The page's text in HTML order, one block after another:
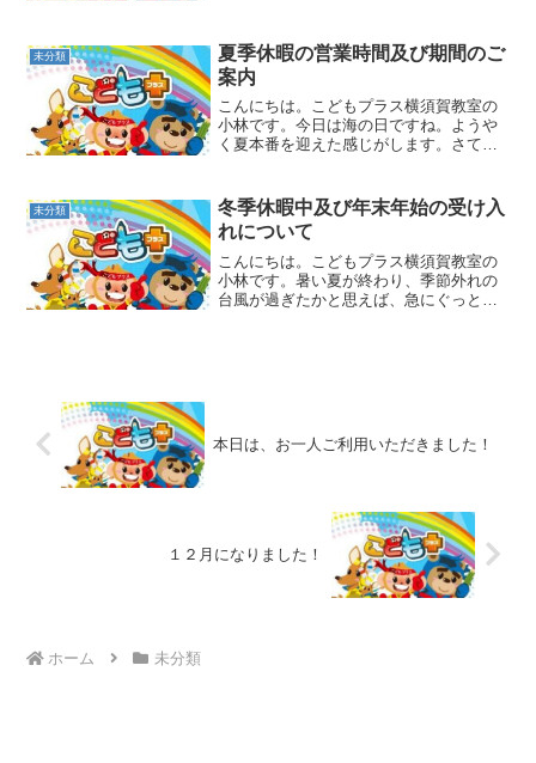
はございますが、多くの...
未分類
夏季休暇の営業時間及び期間のご
案内
こんにちは。こどもプラス横須賀教室の
小林です。今日は海の日ですね。ようや
く夏本番を迎えた感じがします。さて、
サービス）の両方をお預かりしておりま
す。そのため、学校の夏季...
未分類
冬季休暇中及び年末年始の受け入
れについて
こんにちは。こどもプラス横須賀教室の
小林です。暑い夏が終わり、季節外れの
台風が過ぎたかと思えば、急にぐっと冷
本日は、お一人ご利用いただきました！
１２月になりました！
ホーム 未分類